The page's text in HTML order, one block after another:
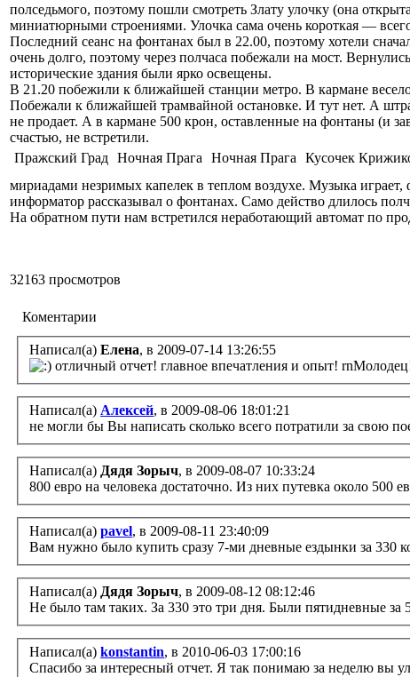
полседьмого, поэтому пошли смотреть Злату улочку (она
миниатюрными строениями. Улочка сама очень короткая —
Последний сеанс на фонтанах был в 22.00, поэтому хотели
очень долго, поэтому через полчаса побежали на мост.
исторические здания были ярко освещены.
В 21.20 побежили к ближайшей станции метро. В кармане
Побежали к ближайшей трамвайной остановке. И тут нет. А
не продает. А в кармане 500 крон, оставленные на фонтаны (и
счастью, не встретили.
Пражский Град Ночная Прага Ночная Прага Кусочек
мириадами незримых капелек в теплом воздухе. Музыка
информатор рассказывал о фонтанах. Само действо длилось
На обратном пути нам встретился неработающий автомат по
32163 просмотров
Коментарии
Написал(а) Елена, в 2009-07-14 13:26:55
отличный отчет! главное впечатления и опыт!
Написал(а) Алексей, в 2009-08-06 18:01:21
не могли бы Вы написать сколько всего потратили за свою
Написал(а) Дядя Зорыч, в 2009-08-07 10:33:24
800 евро на человека достаточно. Из них путевка около 500
Написал(а) pavel, в 2009-08-11 23:40:09
Вам нужно было купить сразу 7-ми дневные ездынки за 330
Написал(а) Дядя Зорыч, в 2009-08-12 08:12:46
Не было там таких. За 330 это три дня. Были пятидневные
Написал(а) konstantin, в 2010-06-03 17:00:16
Спасибо за интересный отчет. Я так понимаю за неделю вы